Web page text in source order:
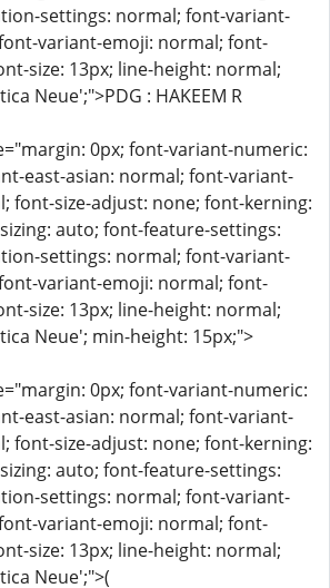
settings: normal; font-variant-
variant-emoji: normal; font-
size: 13px; line-height: normal;
Neue';">PDG : HAKEEM R
0px; font-variant-numeric:
east-asian: normal; font-variant-
font-size-adjust: none; font-kerning:
auto; font-feature-settings:
settings: normal; font-variant-
variant-emoji: normal; font-
size: 13px; line-height: normal;
Neue'; min-height: 15px;">
0px; font-variant-numeric:
east-asian: normal; font-variant-
font-size-adjust: none; font-kerning:
auto; font-feature-settings:
settings: normal; font-variant-
variant-emoji: normal; font-
size: 13px; line-height: normal;
Neue';">(